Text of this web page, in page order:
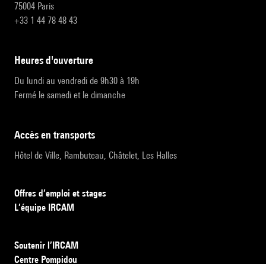
75004 Paris
+33 1 44 78 48 43
heures d'ouverture
Du lundi au vendredi de 9h30 à 19h
Fermé le samedi et le dimanche
accès en transports
Hôtel de Ville, Rambuteau, Châtelet, Les Halles
Offres d’emploi et stages
L’équipe IRCAM
Soutenir l’IRCAM
Centre Pompidou